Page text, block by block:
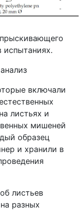
испытаниях.
включали
листьях и
мишеней
образец
и хранили в
листьев
разных